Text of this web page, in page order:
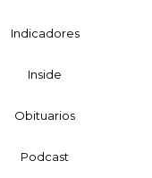
Indicadores
Inside
Obituarios
Podcast